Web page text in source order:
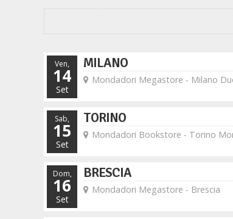
Ven,
14
Set
MILANO
Mondadori Megastore - Milano
Sab,
15
Set
TORINO
Mondadori Bookstore - Torino
Dom,
16
Set
BRESCIA
Mondadori Megastore - Brescia